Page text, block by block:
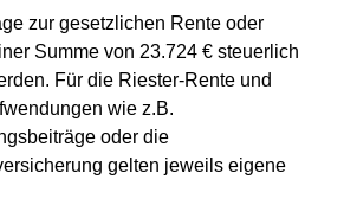
zur gesetzlichen Rente oder
Summe von 23.724 € steuerlich
Für die Riester-Rente und
wie z.B.
oder die
gelten jeweils eigene